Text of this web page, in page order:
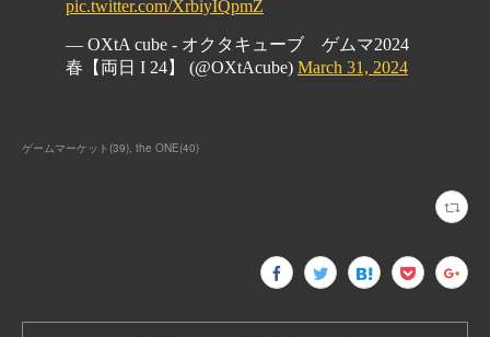
ゲームマーケット (39) the ONE(40)